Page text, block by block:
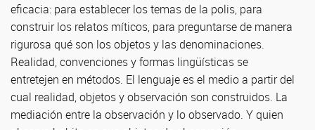
eficacia: para establecer los temas de la polis, para
construir los relatos míticos, para preguntarse de manera
rigurosa qué son los objetos y las denominaciones.
Realidad, convenciones y formas lingüísticas se
entretejen en métodos. El lenguaje es el medio a partir del
cual realidad, objetos y observación son construidos. La
mediación entre la observación y lo observado. Y quien